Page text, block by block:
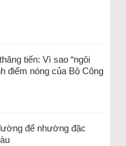
tiến: Vì sao “ngôi
điểm nóng của Bộ Công
để nhường đặc